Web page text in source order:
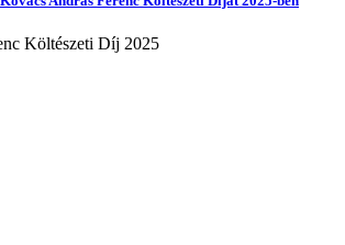
Költészeti Díj 2025